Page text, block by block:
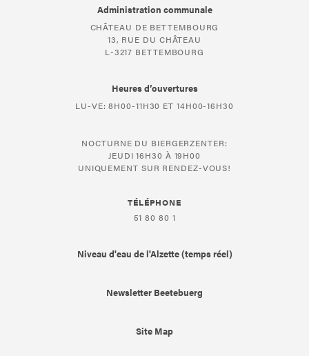
Administration communale
CHÂTEAU DE BETTEMBOURG
13, RUE DU CHÂTEAU
L-3217 BETTEMBOURG
Heures d’ouvertures
LU-VE: 8H00-11H30 ET 14H00-16H30
NOCTURNE DU BIERGERZENTER:
JEUDI 16H30 À 19H00
UNIQUEMENT SUR RENDEZ-VOUS!
TÉLÉPHONE
51 80 80 1
Niveau d'eau de l'Alzette (temps réel)
Newsletter Beetebuerg
Site Map